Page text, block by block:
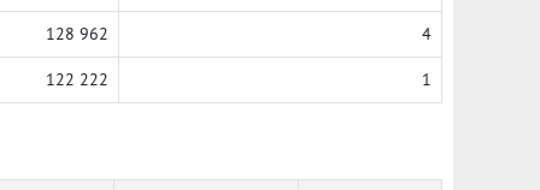
128 962 4
122 222 1